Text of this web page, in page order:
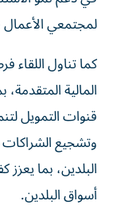
لمجتمعي
كما تناول اللقاء
المالية
قنوات التمويل
وتشجيع الشراكات
البلدين، بما
أسواق البلدين.